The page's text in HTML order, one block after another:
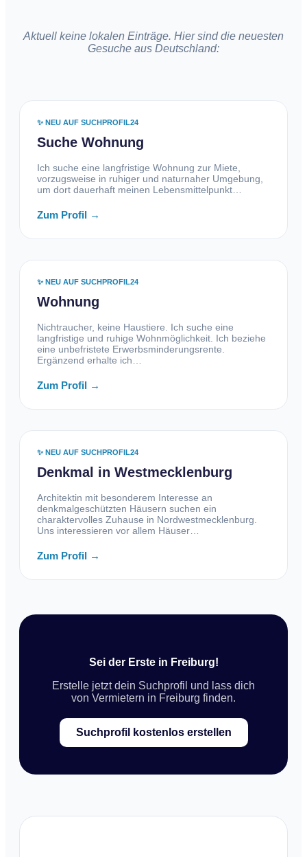
Aktuell keine lokalen Einträge. Hier sind die neuesten
Gesuche aus Deutschland:
✨ NEU AUF SUCHPROFIL24
Suche Wohnung
Ich suche eine langfristige Wohnung zur Miete,
vorzugsweise in ruhiger und naturnaher Umgebung,
um dort dauerhaft meinen Lebensmittelpunkt…
Zum Profil →
✨ NEU AUF SUCHPROFIL24
Wohnung
Nichtraucher, keine Haustiere. Ich suche eine
langfristige und ruhige Wohnmöglichkeit. Ich beziehe
eine unbefristete Erwerbsminderungsrente.
Ergänzend erhalte ich…
Zum Profil →
✨ NEU AUF SUCHPROFIL24
Denkmal in Westmecklenburg
Architektin mit besonderem Interesse an
denkmalgeschützten Häusern suchen ein
charaktervolles Zuhause in Nordwestmecklenburg.
Uns interessieren vor allem Häuser…
Zum Profil →
Sei der Erste in Freiburg!
Erstelle jetzt dein Suchprofil und lass dich
von Vermietern in Freiburg finden.
Suchprofil kostenlos erstellen